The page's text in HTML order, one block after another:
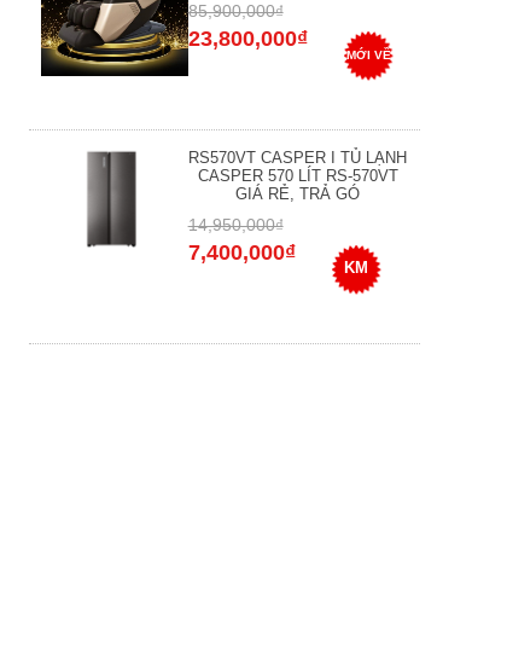
85,900,000₫
23,800,000₫
MỚI VỀ
RS570VT CASPER I TỦ LẠNH
CASPER 570 LÍT RS-570VT
GIÁ RẺ, TRẢ GÓ
14,950,000₫
7,400,000₫
KM